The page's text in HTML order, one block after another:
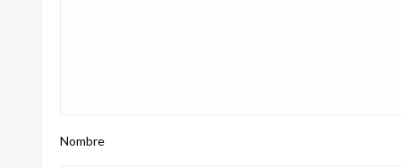
Nombre